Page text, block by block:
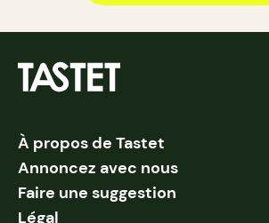
À propos de Tastet
Annoncez avec nous
Faire une suggestion
Légal